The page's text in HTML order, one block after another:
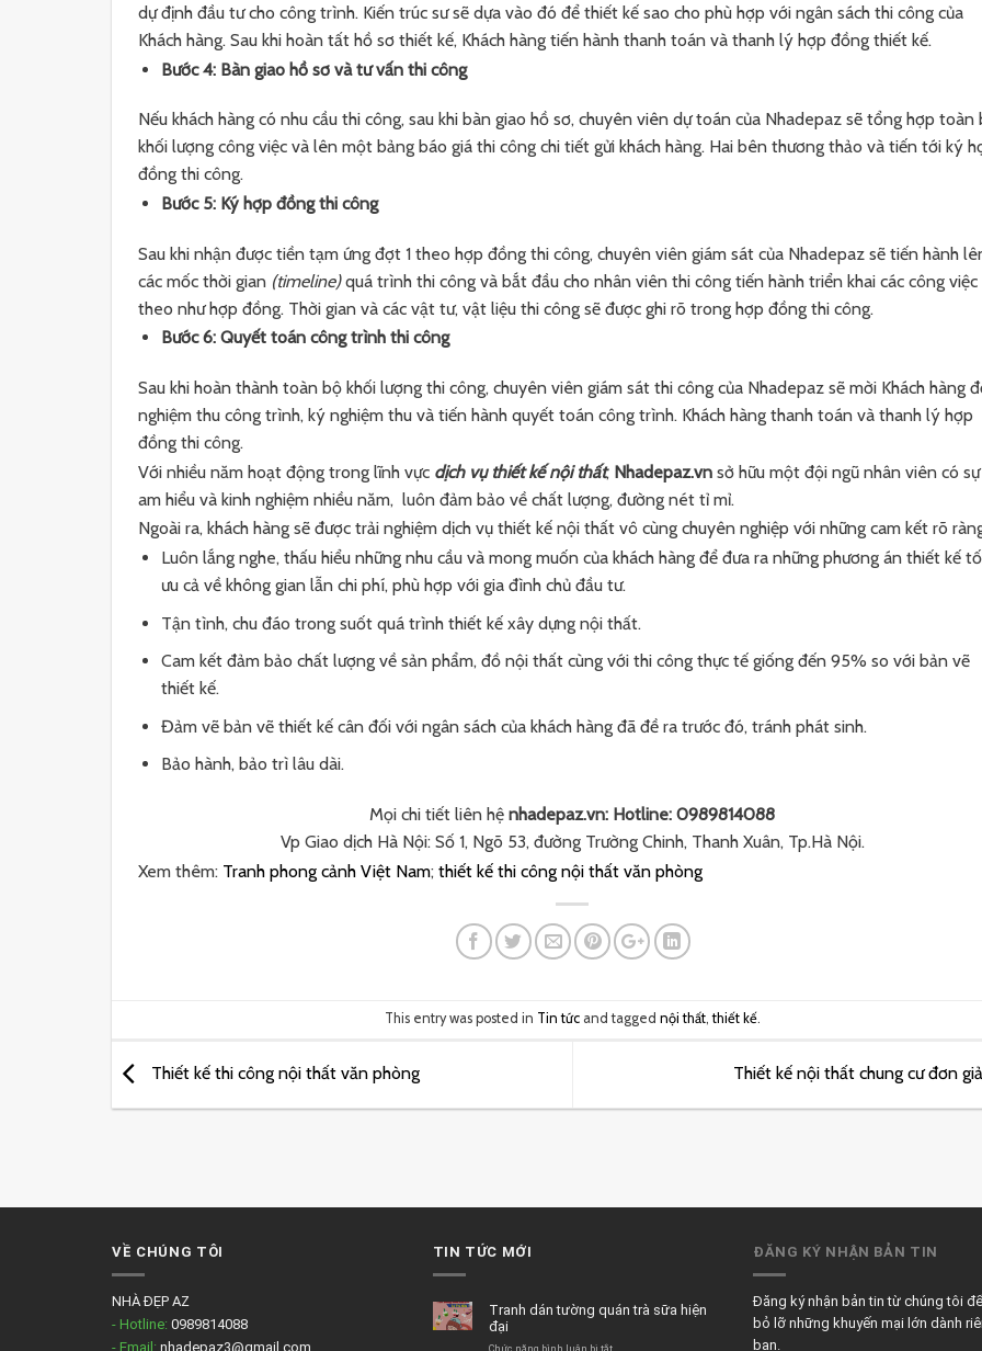
dự định đầu tư cho công trình. Kiến trúc sư sẽ dựa vào đó để thiết kế sao cho phù hợp với ngân sách thi công của
Khách hàng. Sau khi hoàn tất hồ sơ thiết kế, Khách hàng tiến hành thanh toán và thanh lý hợp đồng thiết kế.
Bước 4: Bàn giao hồ sơ và tư vấn thi công
Nếu khách hàng có nhu cầu thi công, sau khi bàn giao hồ sơ, chuyên viên dự toán của Nhadepaz sẽ tổng hợp toàn
khối lượng công việc và lên một bảng báo giá thi công chi tiết gửi khách hàng. Hai bên thương thảo và tiến tới ký
đồng thi công.
Bước 5: Ký hợp đồng thi công
Sau khi nhận được tiền tạm ứng đợt 1 theo hợp đồng thi công, chuyên viên giám sát của Nhadepaz sẽ tiến hành
các mốc thời gian (timeline)quá trình thi công và bắt đầu cho nhân viên thi công tiến hành triển khai các công việc
theo như hợp đồng. Thời gian và các vật tư, vật liệu thi công sẽ được ghi rõ trong hợp đồng thi công.
Bước 6: Quyết toán công trình thi công
Sau khi hoàn thành toàn bộ khối lượng thi công, chuyên viên giám sát thi công của Nhadepaz sẽ mời Khách hàng
nghiệm thu công trình, ký nghiệm thu và tiến hành quyết toán công trình. Khách hàng thanh toán và thanh lý hợp
đồng thi công.
Với nhiều năm hoạt động trong lĩnh vực dịch vụ thiết kế nội thất, Nhadepaz.vn sở hữu một đội ngũ nhân viên có sự
am hiểu và kinh nghiệm nhiều năm, luôn đảm bảo về chất lượng, đường nét tỉ mỉ.
Ngoài ra, khách hàng sẽ được trải nghiệm dịch vụ thiết kế nội thất vô cùng chuyên nghiệp với những cam kết rõ
Luôn lắng nghe, thấu hiểu những nhu cầu và mong muốn của khách hàng để đưa ra những phương án thiết kế
ưu cả về không gian lẫn chi phí, phù hợp với gia đình chủ đầu tư.
Tận tình, chu đáo trong suốt quá trình thiết kế xây dựng nội thất.
Cam kết đảm bảo chất lượng về sản phẩm, đồ nội thất cùng với thi công thực tế giống đến 95% so với bản vẽ
thiết kế.
Đảm vẽ bản vẽ thiết kế cân đối với ngân sách của khách hàng đã đề ra trước đó, tránh phát sinh.
Bảo hành, bảo trì lâu dài.
Mọi chi tiết liên hệ nhadepaz.vn: Hotline: 0989814088
Vp Giao dịch Hà Nội: Số 1, Ngõ 53, đường Trường Chinh, Thanh Xuân, Tp.Hà Nội.
Xem thêm: Tranh phong cảnh Việt Nam; thiết kế thi công nội thất văn phòng
This entry was posted in Tin tứcand tagged nội thất,thiết kế.
Thiết kế thi công nội thất văn phòng Thiết kế nội thất chung cư đơn
VỀ CHÚNG TÔI
NHÀ ĐẸP AZ
- Hotline: 0989814088
- Email: nhadepaz3@gmail.com
TIN TỨC MỚI
Tranh dán tường quán trà sữa hiện
đại
Chức năng bình luận bị tắtở
ĐĂNG KÝ NHẬN BẢN TIN
Đăng ký nhận bản tin từ chúng tôi
bỏ lỡ những khuyến mại lớn dành
bạn.